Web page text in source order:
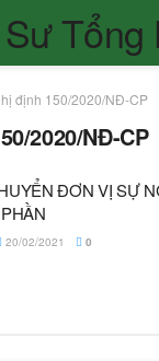
định 150/2020/NĐ-CP
2020/NĐ-CP
ĐƠN VỊ SỰ
20/02/2021 0